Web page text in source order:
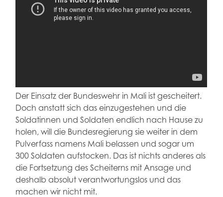
Der Einsatz der Bundeswehr in Mali ist gescheitert.
Doch anstatt sich das einzugestehen und die
Soldatinnen und Soldaten endlich nach Hause zu
holen, will die Bundesregierung sie weiter in dem
Pulverfass namens Mali belassen und sogar um
300 Soldaten aufstocken. Das ist nichts anderes als
die Fortsetzung des Scheiterns mit Ansage und
deshalb absolut verantwortungslos und das
machen wir nicht mit.